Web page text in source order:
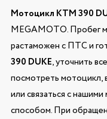
Мотоцикл KTM 390
MEGAMOTO. Пробег
растаможен с ПТС и
390 DUKE, уточнить
посмотреть мотоцикл,
или связаться с
способом. При